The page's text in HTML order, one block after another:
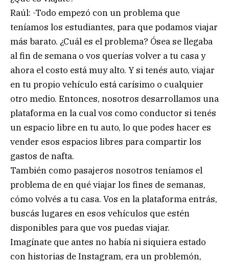
Raúl: -Todo empezó con un problema que
teníamos los estudiantes, para que podamos viajar
más barato. ¿Cuál es el problema? Ósea se llegaba
al fin de semana o vos querías volver a tu casa y
ahora el costo está muy alto. Y si tenés auto, viajar
en tu propio vehículo está carísimo o cualquier
otro medio. Entonces, nosotros desarrollamos una
plataforma en la cual vos como conductor si tenés
un espacio libre en tu auto, lo que podes hacer es
vender esos espacios libres para compartir los
gastos de nafta.
También como pasajeros nosotros teníamos el
problema de en qué viajar los fines de semanas,
cómo volvés a tu casa. Vos en la plataforma entrás,
buscás lugares en esos vehículos que estén
disponibles para que vos puedas viajar.
Imagínate que antes no había ni siquiera estado
con historias de Instagram, era un problemón,